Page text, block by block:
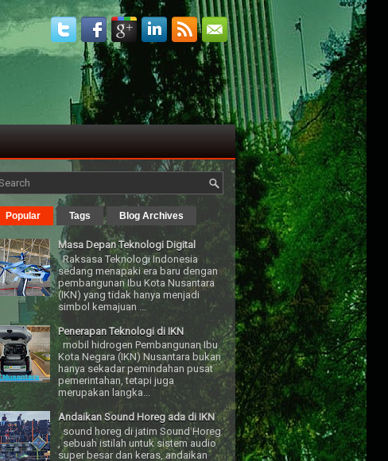
Popular Tags Blog Archives
Masa Depan Teknologi Digital
Raksasa Teknologi Indonesia
sedang menapaki era baru dengan
pembangunan Ibu Kota Nusantara
(IKN) yang tidak hanya menjadi
simbol kemajuan ...
Penerapan Teknologi di IKN
mobil hidrogen Pembangunan Ibu
Kota Negara (IKN) Nusantara bukan
hanya sekadar pemindahan pusat
pemerintahan, tetapi juga
merupakan langka...
Andaikan Sound Horeg ada di IKN
sound horeg di jatim Sound Horeg
, sebuah istilah untuk sistem audio
super besar dan keras, andaikan